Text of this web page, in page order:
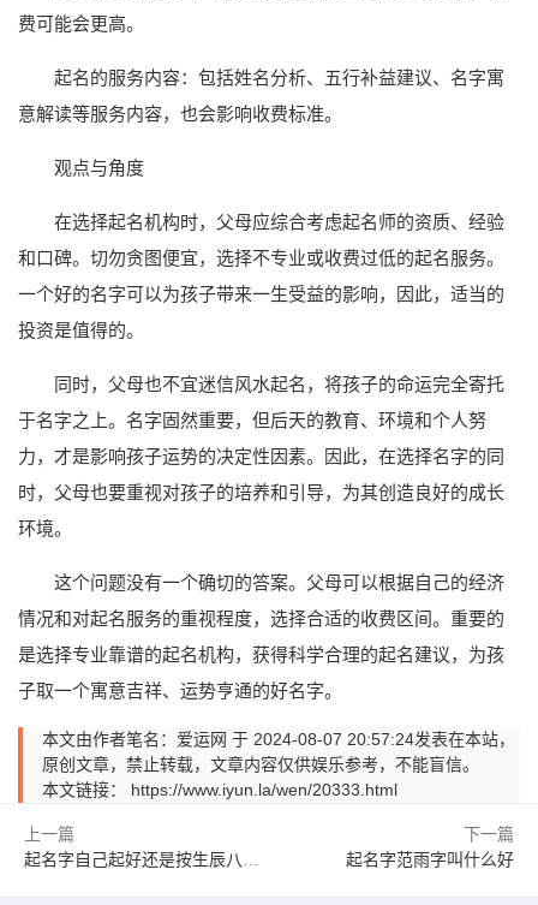
费可能会更高。
起名的服务内容：包括姓名分析、五行补益建议、名字寓
意解读等服务内容，也会影响收费标准。
观点与角度
在选择起名机构时，父母应综合考虑起名师的资质、经验
和口碑。切勿贪图便宜，选择不专业或收费过低的起名服务。
一个好的名字可以为孩子带来一生受益的影响，因此，适当的
投资是值得的。
同时，父母也不宜迷信风水起名，将孩子的命运完全寄托
于名字之上。名字固然重要，但后天的教育、环境和个人努
力，才是影响孩子运势的决定性因素。因此，在选择名字的同
时，父母也要重视对孩子的培养和引导，为其创造良好的成长
环境。
这个问题没有一个确切的答案。父母可以根据自己的经济
情况和对起名服务的重视程度，选择合适的收费区间。重要的
是选择专业靠谱的起名机构，获得科学合理的起名建议，为孩
子取一个寓意吉祥、运势亨通的好名字。
本文由作者笔名：爱运网 于 2024-08-07 20:57:24发表在本站，
原创文章，禁止转载，文章内容仅供娱乐参考，不能盲信。
本文链接： https://www.iyun.la/wen/20333.html
上一篇
起名字自己起好还是按生辰八字好
下一篇
起名字范雨字叫什么好